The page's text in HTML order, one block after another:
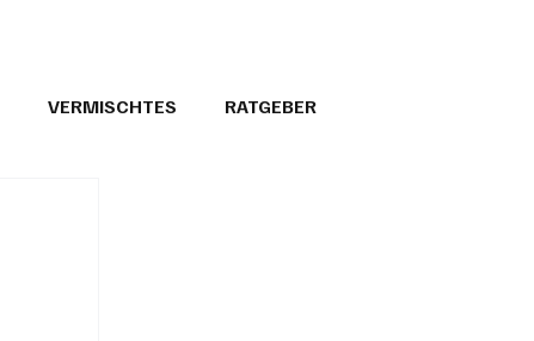
VERMISCHTES RATGEBER